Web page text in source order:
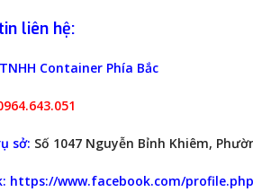
liên hệ:
Container Phía Bắc
sở: Số 1047 Nguyễn Bỉnh Khiêm,
https://www.facebook.com/